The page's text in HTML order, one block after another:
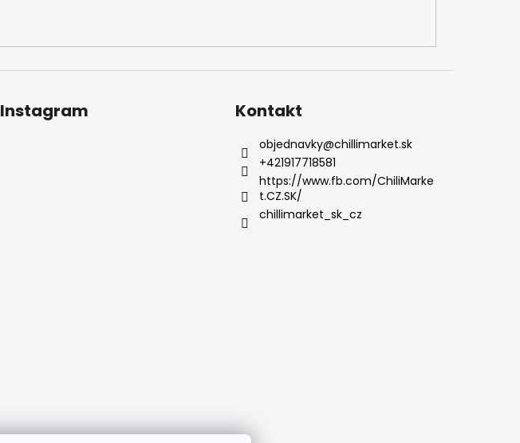
Instagram Kontakt
objednavky@chillimarket.sk
+421917718581
https://www.fb.com/ChiliMarke
t.CZ.SK/
chillimarket_sk_cz